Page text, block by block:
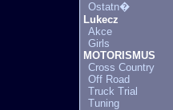
Ostatn�
Lukecz
Akce
Girls
MOTORISMUS
Cross Country
Off Road
Truck Trial
Tuning